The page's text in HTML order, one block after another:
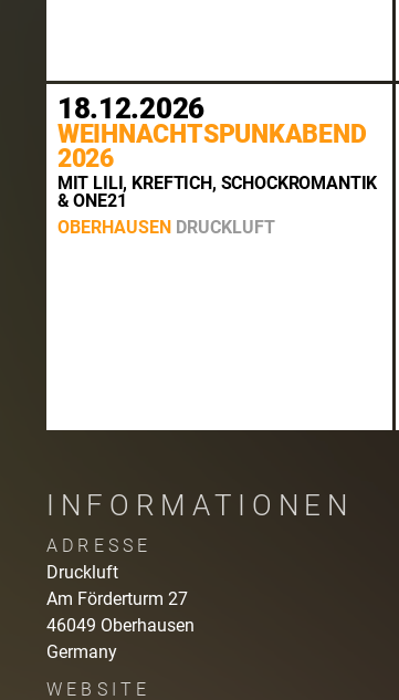
18.12.2026
WEIHNACHTSPUNKABEND
2026
MIT LILI, KREFTICH, SCHOCKROMANTIK
& ONE21
OBERHAUSEN DRUCKLUFT
INFORMATIONEN
ADRESSE
Druckluft
Am Förderturm 27
46049 Oberhausen
Germany
WEBSITE